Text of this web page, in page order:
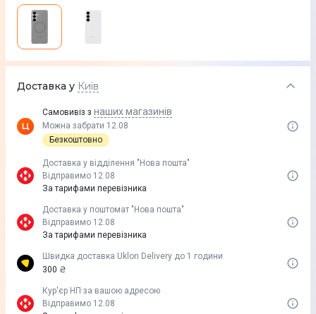
Доставка у Київ
Самовивіз з наших магазинів
Можна забрати 12.08
Безкоштовно
Доставка у вiддiлення "Нова пошта"
Відправимо 12.08
За тарифами перевізника
Доставка у поштомат "Нова пошта"
Відправимо 12.08
За тарифами перевізника
Швидка доставка Uklon Delivery до 1 години
300 ₴
Кур'єр НП за вашою адресою
Відправимо 12.08